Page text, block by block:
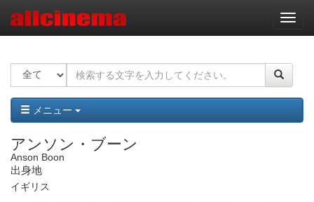
ナ
ビ
ー
ョ
ン
メニュー
アンソン・ブーン
Anson Boon
出身地
イギリス